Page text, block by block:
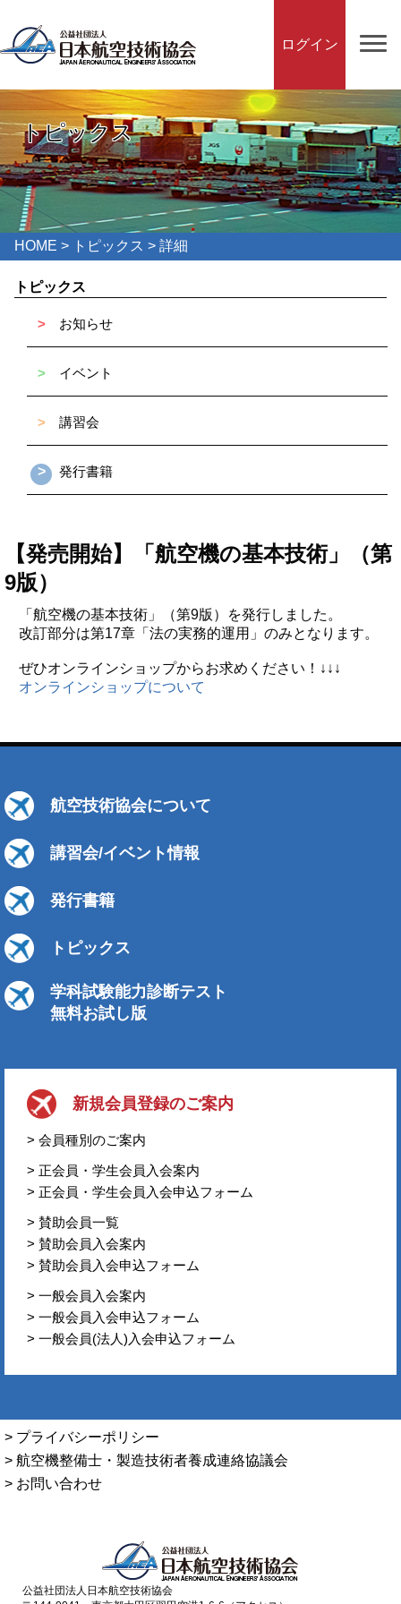
ログイン
トピックス
HOME > トピックス > 詳細
トピックス
> お知らせ
> イベント
> 講習会
> 発行書籍
【発売開始】「航空機の基本技術」（第
9版）
「航空機の基本技術」（第9版）を発行しました。
改訂部分は第17章「法の実務的運用」のみとなります。
ぜひオンラインショップからお求めください！↓↓↓
オンラインショップについて
航空技術協会について
講習会/イベント情報
発行書籍
トピックス
学科試験能力診断テスト
無料お試し版
新規会員登録のご案内
> 会員種別のご案内
> 正会員・学生会員入会案内
> 正会員・学生会員入会申込フォーム
> 賛助会員一覧
> 賛助会員入会案内
> 賛助会員入会申込フォーム
> 一般会員入会案内
> 一般会員入会申込フォーム
> 一般会員(法人)入会申込フォーム
> プライバシーポリシー
> 航空機整備士・製造技術者養成連絡協議会
> お問い合わせ
公益社団法人日本航空技術協会